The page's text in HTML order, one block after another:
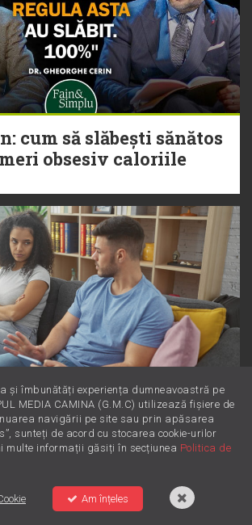
cum să slăbești sănătos
obsesiv caloriile
supărare: Este furie sau
să le diferențiezi
și îmbunătăți experiența dumneavoastră pe
MEDIA CAMINA (G.M.C) utilizează fișiere de
navigării pe site sau prin apăsarea
sunteți de acord cu stocarea cookie-urilor
multe informații găsiți în secțiunea Politica de
Am înțeles